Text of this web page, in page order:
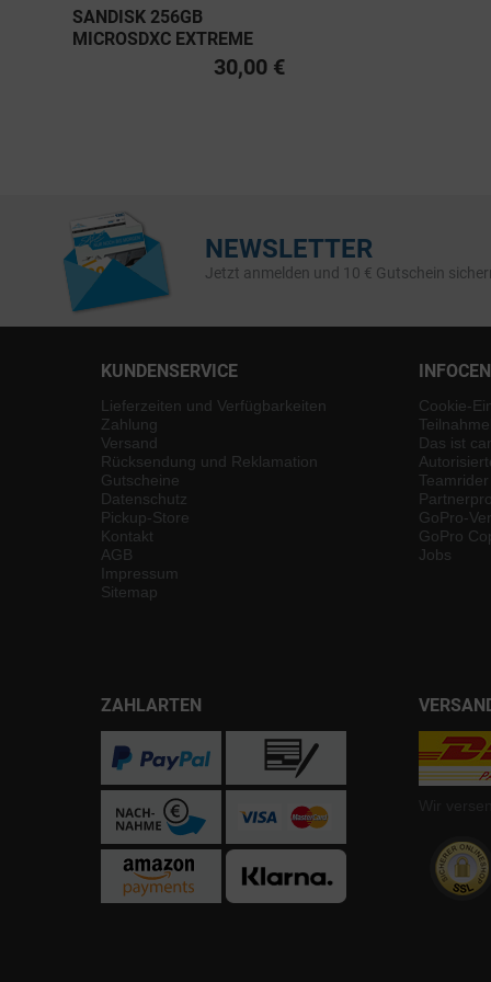
SANDISK 256GB
MICROSDXC EXTREME
PRO UHS-I U3, CLASS 10
30,00 €
NEWSLETTER
Jetzt anmelden und 10 € Gutschein
KUNDENSERVICE
Lieferzeiten und Verfügbarkeiten
Zahlung
Versand
Rücksendung und Reklamation
Gutscheine
Datenschutz
Pickup-Store
Kontakt
AGB
Impressum
Sitemap
Cookie-
Das ist
Teamrider
GoPro-
GoPro
Jobs
ZAHLARTEN